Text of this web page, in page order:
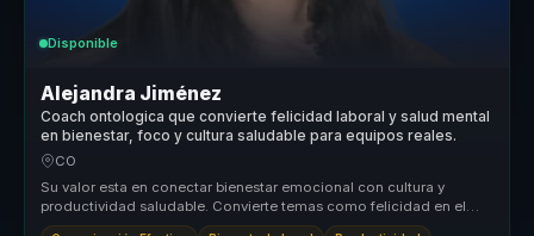
Disponible
Alejandra Jiménez
Coach ontologica que convierte felicidad laboral y salud mental
en bienestar, foco y cultura saludable para equipos reales.
CO
Su valor esta en conectar bienestar emocional con cultura y
productividad saludable. Convierte temas como felicidad en el
trabajo, salud ...